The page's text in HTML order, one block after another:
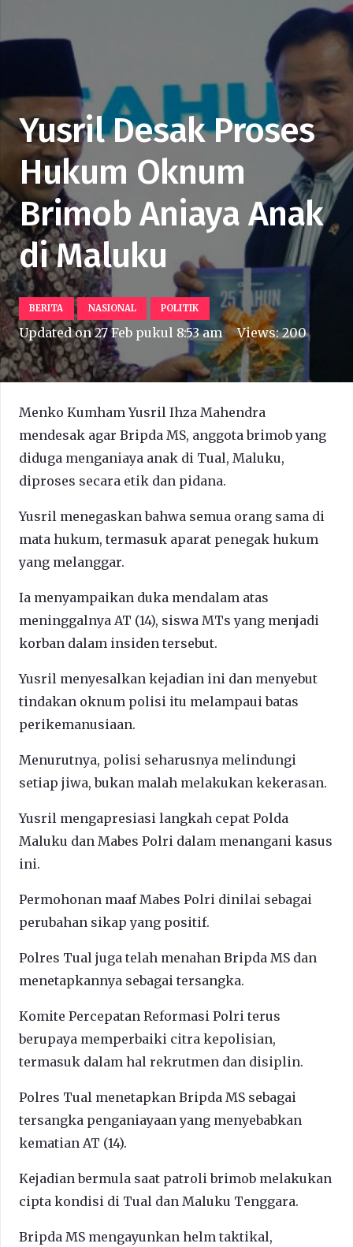
Yusril Desak Proses
Hukum Oknum
Brimob Aniaya Anak
di Maluku
BERITA NASIONAL POLITIK
Updated on27 Feb pukul 8:53 am Views:200
Menko Kumham Yusril Ihza Mahendra
mendesak agar Bripda MS, anggota brimob yang
diduga menganiaya anak di Tual, Maluku,
diproses secara etik dan pidana.
Yusril menegaskan bahwa semua orang sama di
mata hukum, termasuk aparat penegak hukum
yang melanggar.
Ia menyampaikan duka mendalam atas
meninggalnya AT (14), siswa MTs yang menjadi
korban dalam insiden tersebut.
Yusril menyesalkan kejadian ini dan menyebut
tindakan oknum polisi itu melampaui batas
perikemanusiaan.
Menurutnya, polisi seharusnya melindungi
setiap jiwa, bukan malah melakukan kekerasan.
Yusril mengapresiasi langkah cepat Polda
Maluku dan Mabes Polri dalam menangani kasus
ini.
Permohonan maaf Mabes Polri dinilai sebagai
perubahan sikap yang positif.
Polres Tual juga telah menahan Bripda MS dan
menetapkannya sebagai tersangka.
Komite Percepatan Reformasi Polri terus
berupaya memperbaiki citra kepolisian,
termasuk dalam hal rekrutmen dan disiplin.
Polres Tual menetapkan Bripda MS sebagai
tersangka penganiayaan yang menyebabkan
kematian AT (14).
Kejadian bermula saat patroli brimob melakukan
cipta kondisi di Tual dan Maluku Tenggara.
Bripda MS mengayunkan helm taktikal,